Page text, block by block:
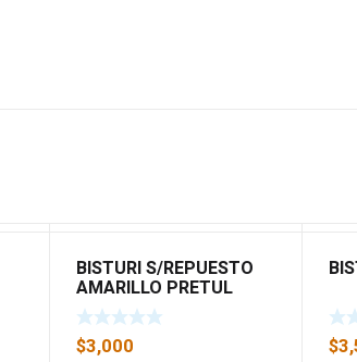
BISTURI S/REPUESTO
AMARILLO PRETUL
22405
$3,000
$